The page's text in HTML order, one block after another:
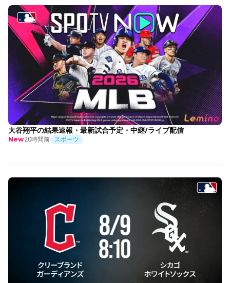
大谷翔平の結果速報・最新試合予定・中継/ライブ配信
New20時間前 スポーツ